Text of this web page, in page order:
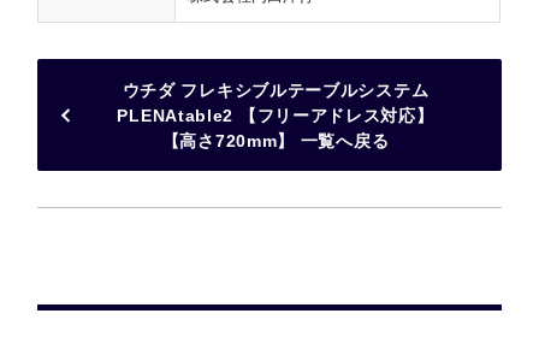
ウチダ フレキシブルテーブルシステム
PLENAtable2 【フリーアドレス対応】
【高さ720mm】 一覧へ戻る